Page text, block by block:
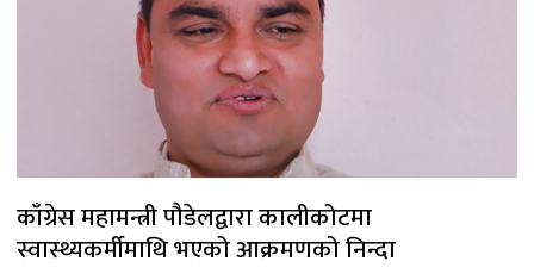
काँग्रेस महामन्त्री पौडेलद्वारा कालीकोटमा
स्वास्थ्यकर्मीमाथि भएको आक्रमणको निन्दा